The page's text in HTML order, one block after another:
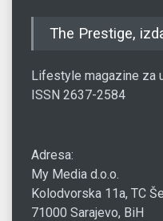
The Prestige,
Lifestyle magazine za
ISSN 2637-2584
Adresa:
My Media d.o.o.
Kolodvorska 11a, TC
71000 Sarajevo, BiH